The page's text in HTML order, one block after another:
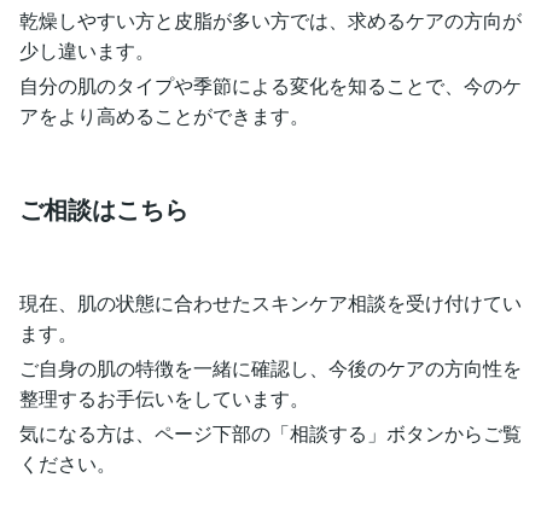
乾燥しやすい方と皮脂が多い方では、求めるケアの方向が
少し違います。
自分の肌のタイプや季節による変化を知ることで、今のケ
アをより高めることができます。
ご相談はこちら
現在、肌の状態に合わせたスキンケア相談を受け付けてい
ます。
ご自身の肌の特徴を一緒に確認し、今後のケアの方向性を
整理するお手伝いをしています。
気になる方は、ページ下部の「相談する」ボタンからご覧
ください。